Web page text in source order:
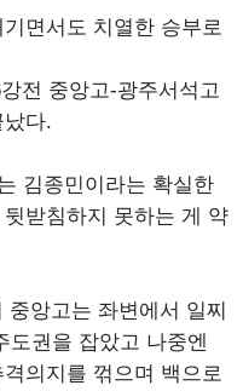
면서도 치열한 승부로
전 중앙고-광주서석고
다.
김종민이라는 확실한
받침하지 못하는 게 약
중앙고는 좌변에서 일찌
도권을 잡았고 나중엔
의지를 꺾으며 백으로